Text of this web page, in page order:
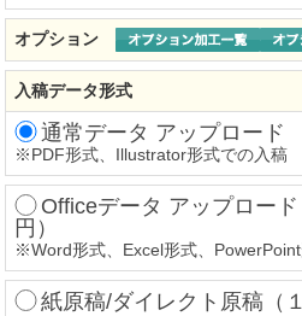
オプション
入稿データ形式
通常データ アップロード
※PDF形式、Illustrator形式での入稿
Officeデータ アップロー
円）
※Word形式、Excel形式、
紙原稿/ダイレクト原稿（